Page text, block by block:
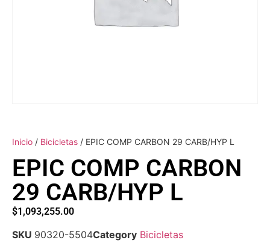
Inicio / Bicicletas / EPIC COMP CARBON 29 CARB/HYP L
EPIC COMP CARBON
29 CARB/HYP L
$1,093,255.00
SKU 90320-5504Category Bicicletas